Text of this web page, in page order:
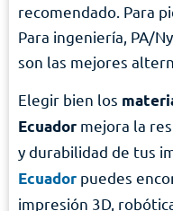
recomendado. Para
Para ingeniería, PA/
son las mejores
Elegir bien los
Ecuador mejora la
y durabilidad de tus
Ecuador puedes
impresión 3D,